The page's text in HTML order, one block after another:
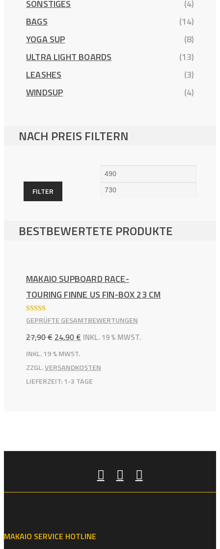
SONSTIGES
(4)
BAGS
(14)
YOGA SUP
(8)
ULTRA LIGHT BOARDS
(13)
LEASHES
(3)
WINDSUP
(4)
NACH PREIS FILTERN
Min.
Preis
FILTER
BESTBEWERTETE PRODUKTE
MAKAIO SUPBOARD RACE-
TOURING FINNE US FIN-BOX 23 CM
BEWERTE
T MIT5.00
GEPRÜFTE GESAMTBEWERTUNGEN
27,90€ URSPRÜNGLICHER
PREIS
WAR:
24,90 € AKTUELLER
IST:
INKL. 19 % MWST.
INKL. 19 % MWST.
ZZGL.VERSANDKOSTEN
LIEFERZEIT:1-3 TAGE
MAKAIO SERVICE HOTLINE